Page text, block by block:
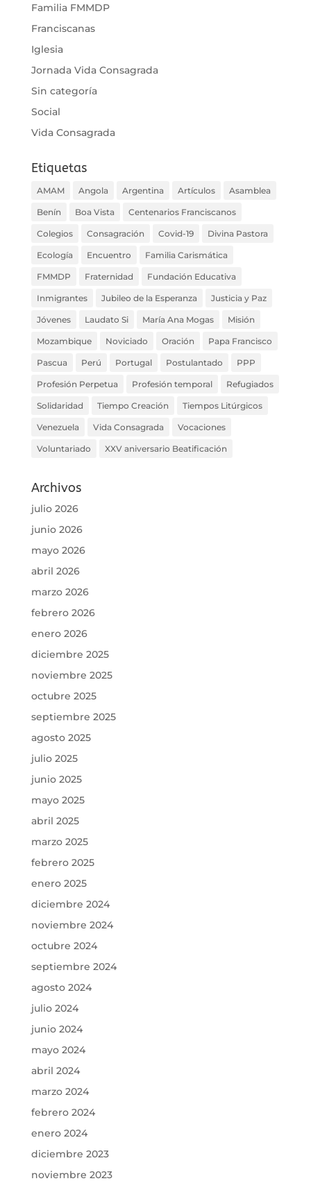
Familia FMMDP
Franciscanas
Iglesia
Jornada Vida Consagrada
Sin categoría
Social
Vida Consagrada
Etiquetas
AMAM Angola Argentina Artículos Asamblea
Benín Boa Vista Centenarios Franciscanos
Colegios Consagración Covid-19 Divina Pastora
Ecología Encuentro Familia Carismática
FMMDP Fraternidad Fundación Educativa
Inmigrantes Jubileo de la Esperanza Justicia y Paz
Jóvenes Laudato Si María Ana Mogas Misión
Mozambique Noviciado Oración Papa Francisco
Pascua Perú Portugal Postulantado PPP
Profesión Perpetua Profesión temporal Refugiados
Solidaridad Tiempo Creación Tiempos Litúrgicos
Venezuela Vida Consagrada Vocaciones
Voluntariado XXV aniversario Beatificación
Archivos
julio 2026
junio 2026
mayo 2026
abril 2026
marzo 2026
febrero 2026
enero 2026
diciembre 2025
noviembre 2025
octubre 2025
septiembre 2025
agosto 2025
julio 2025
junio 2025
mayo 2025
abril 2025
marzo 2025
febrero 2025
enero 2025
diciembre 2024
noviembre 2024
octubre 2024
septiembre 2024
agosto 2024
julio 2024
junio 2024
mayo 2024
abril 2024
marzo 2024
febrero 2024
enero 2024
diciembre 2023
noviembre 2023